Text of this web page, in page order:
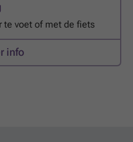
te voet of met de fiets
info